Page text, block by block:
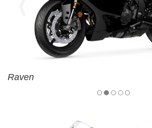
Raven
Raven